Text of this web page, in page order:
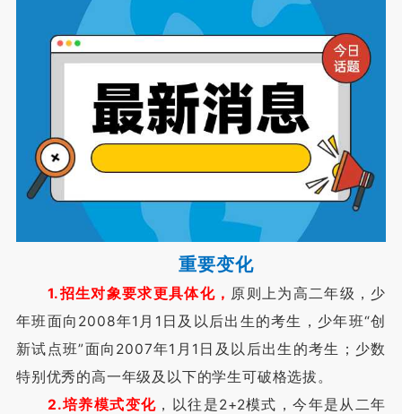
重要变化
1.招生对象要求更具体化， 原则上为高二年级，少
年班面向2008年1月1日及以后出生的考生，少年班“创
新试点班”面向2007年1月1日及以后出生的考生；少数
特别优秀的高一年级及以下的学生可破格选拔。
2.培养模式变化 ，以往是2+2模式，今年是从二年